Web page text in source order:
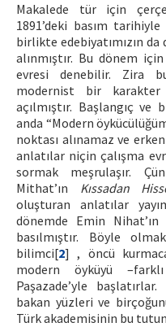
Makalede tür için
1891’deki basım
birlikte edebiyatımızın
alınmıştır. Bu dönem
evresi denebilir. Zira
modernist bir
açılmıştır. Başlangıç
anda “Modern
noktası alınamaz ve
anlatılar niçin çalışma
sormak meşrulaşır.
Mithat’ın Kıssadan
oluşturan anlatılar
dönemde Emin Nihat’ın
basılmıştır. Böyle
bilimci[2] , öncü
modern öyküyü
Paşazade’yle
bakan yüzleri ve
Türk akademisinin bu